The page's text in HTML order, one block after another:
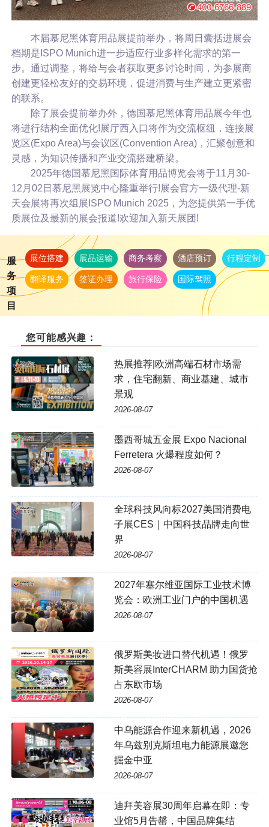
本届慕尼黑体育用品展提前举办，将周日囊括进展会
档期是ISPO Munich进一步适应行业多样化需求的第一
步。通过调整，将给与会者获取更多讨论时间，为参展商
创建更轻松友好的交易环境，促进消费与生产建立更紧密
的联系。
除了展会提前举办外，德国慕尼黑体育用品展今年也
将进行结构全面优化!展厅西入口将作为交流枢纽，连接展
览区(Expo Area)与会议区(Convention Area)，汇聚创意和
灵感，为知识传播和产业交流搭建桥梁。
2025年德国慕尼黑国际体育用品博览会将于11月30-
12月02日慕尼黑展览中心隆重举行!展会官方一级代理-新
天会展将再次组展ISPO Munich 2025，为您提供第一手优
质展位及最新的展会报道!欢迎加入新天展团!
服
务
项
目
展位搭建 展品运输 商务考察 酒店预订 行程定制
翻译服务 签证办理 旅行保险 国际驾照
您可能感兴趣：
热展推荐|欧洲高端石材市场需
求，住宅翻新、商业基建、城市
景观
2026-08-07
墨西哥城五金展 Expo Nacional
Ferretera 火爆程度如何？
2026-08-07
全球科技风向标2027美国消费电
子展CES｜中国科技品牌走向世
界
2026-08-07
2027年塞尔维亚国际工业技术博
览会：欧洲工业门户的中国机遇
2026-08-07
俄罗斯美妆进口替代机遇！俄罗
斯美容展InterCHARM 助力国货抢
占东欧市场
2026-08-07
中乌能源合作迎来新机遇，2026
年乌兹别克斯坦电力能源展邀您
掘金中亚
2026-08-07
迪拜美容展30周年启幕在即：专
业馆5月告罄，中国品牌集结